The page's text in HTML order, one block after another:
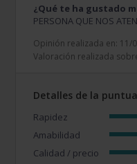
¿Qué te ha gustado
PERSONA QUE NOS
Opinión realizada en: 11/
Valoración realizada
Detalles de la
Rapidez
Amabilidad
Calidad / precio